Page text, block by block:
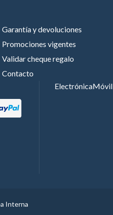
Garantía y devoluciones
Promociones vigentes
Validar cheque regalo
Contacto
ElectrónicaMóvil
Interna